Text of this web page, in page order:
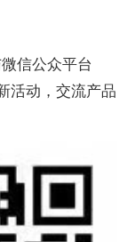
信公众平台
活动，交流产品